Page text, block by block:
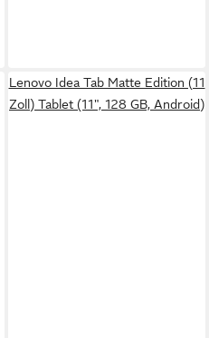
Lenovo Idea Tab Matte Edition (11
Zoll) Tablet (11", 128 GB, Android)